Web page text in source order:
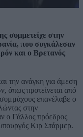
συμμετείχε στην
που συγκάλεσαν
και ο Βρετανός
την ανάγκη για άμεση
όπως προτείνεται από
επανέλαβε ο
στην
ο Γάλλος πρόεδρος
Κιρ Στάρμερ.